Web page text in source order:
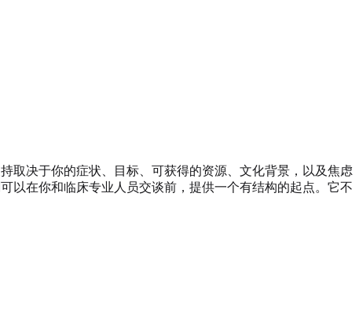
取决于你的症状、目标、可获得的资源、文化背景，以及焦虑
可以在你和临床专业人员交谈前，提供一个有结构的起点。它不